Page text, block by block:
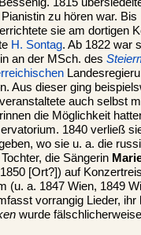
zu hören war.
sie am dortigen
H. Sontag. Ab 1822 war
an der MSch. des
Aus dieser ging
auch selbst
die Möglichkeit
1840 verließ
wo sie u. a. die
die Sängerin
[Ort?]) auf
(u. a. 1847 Wien, 1849
vorrangig Lieder,
wurde